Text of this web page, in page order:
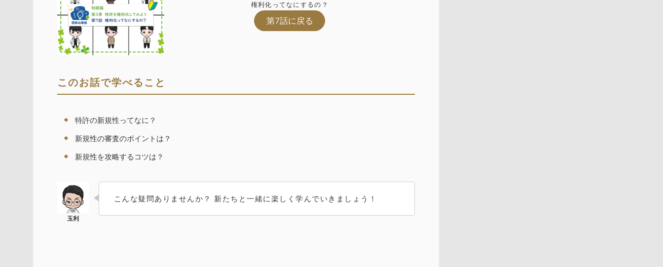
権利化ってなにするの？
第7話に戻る
このお話で学べること
特許の新規性ってなに？
新規性の審査のポイントは？
新規性を攻略するコツは？
こんな疑問ありませんか？ 新たちと一緒に楽しく学んでいきましょう！